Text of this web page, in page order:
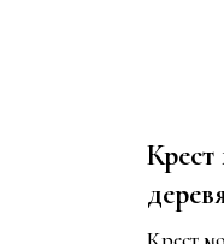
Крест